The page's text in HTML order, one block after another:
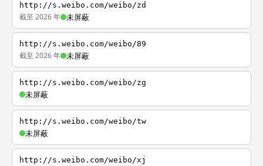
http://s.weibo.com/weibo/zd
截至 2026 年 未屏蔽
http://s.weibo.com/weibo/89
截至 2026 年 未屏蔽
http://s.weibo.com/weibo/zg
未屏蔽
http://s.weibo.com/weibo/tw
未屏蔽
http://s.weibo.com/weibo/xj